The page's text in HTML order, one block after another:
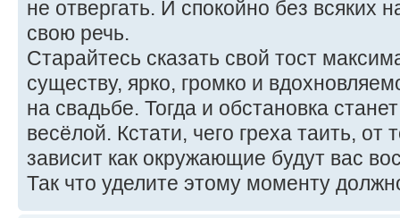
не отвергать. И спокойно без всяких
свою речь.
Старайтесь сказать свой тост
существу, ярко, громко и
на свадьбе. Тогда и обстановка
весёлой. Кстати, чего греха таить, от
зависит как окружающие будут вас
Так что уделите этому моменту